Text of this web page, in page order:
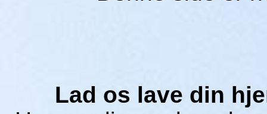
Lad os lave din